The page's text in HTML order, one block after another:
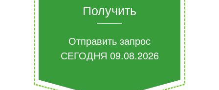
Получить
Отправить запрос
СЕГОДНЯ 09.08.2026